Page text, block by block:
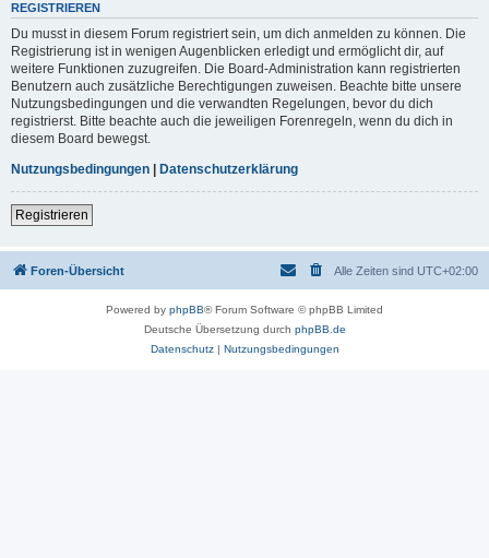
REGISTRIEREN
Du musst in diesem Forum registriert sein, um dich anmelden zu können. Die
Registrierung ist in wenigen Augenblicken erledigt und ermöglicht dir, auf
weitere Funktionen zuzugreifen. Die Board-Administration kann registrierten
Benutzern auch zusätzliche Berechtigungen zuweisen. Beachte bitte unsere
Nutzungsbedingungen und die verwandten Regelungen, bevor du dich
registrierst. Bitte beachte auch die jeweiligen Forenregeln, wenn du dich in
diesem Board bewegst.
Nutzungsbedingungen | Datenschutzerklärung
Registrieren
Foren-Übersicht Alle Zeiten sind UTC+02:00
Powered by phpBB® Forum Software © phpBB Limited
Deutsche Übersetzung durch phpBB.de
Datenschutz| Nutzungsbedingungen